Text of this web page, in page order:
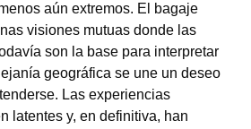
aún extremos. El bagaje
visiones mutuas donde las
son la base para interpretar
geográfica se une un deseo
Las experiencias
latentes y, en definitiva, han